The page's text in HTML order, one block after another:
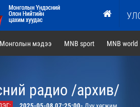
Монголын мэдээ MNB sport MNB world
радио /архив/